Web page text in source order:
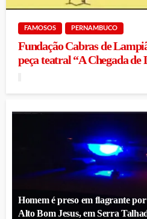
FAMOSOS PERNAMBUCO
Fundação Cabras de
peça teatral “A Chegada
Homem é preso em flagrante
Alto Bom Jesus, em Serra